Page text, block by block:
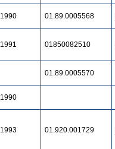
1990 01.89.0005568
1991 01850082510
01.89.0005570
1990
1993 01.920.001729